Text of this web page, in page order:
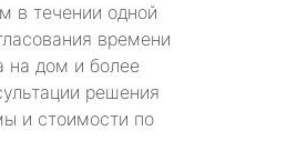
в течении одной
времени
на дом и более
решения
и стоимости по